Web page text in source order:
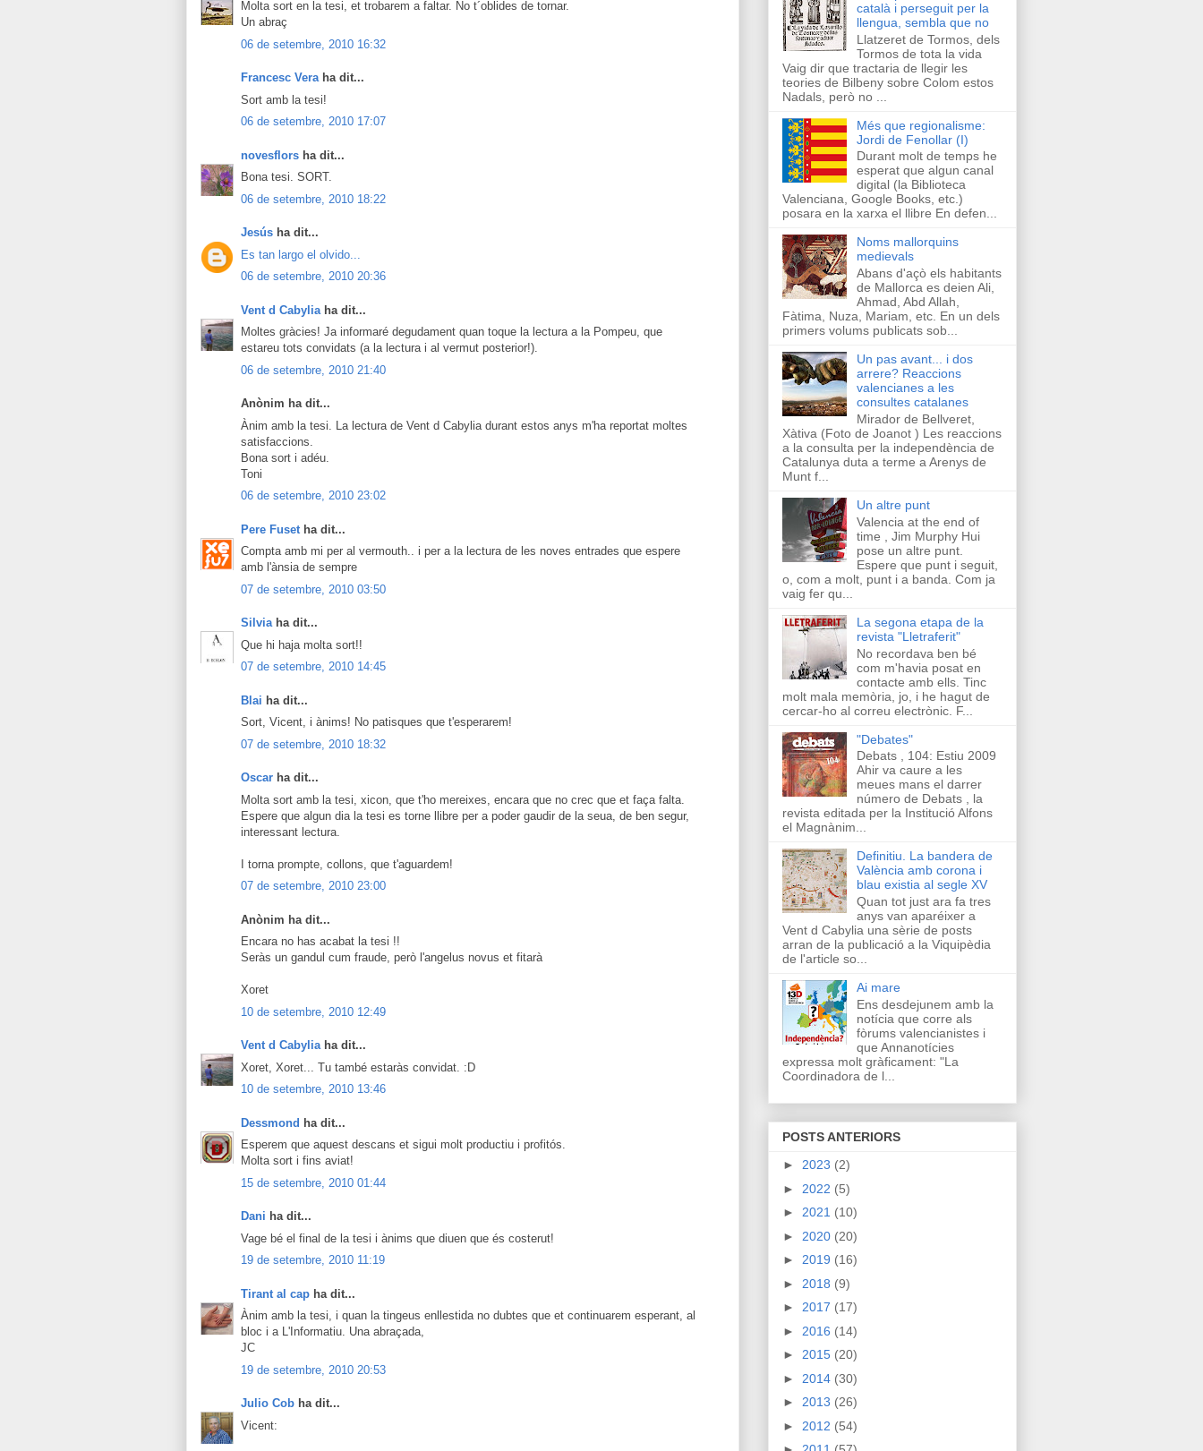
Molta sort en la tesi, et trobarem a faltar. No t´oblides de tornar.
Un abraç
06 de setembre, 2010 16:32
Francesc Veraha dit...
Sort amb la tesi!
06 de setembre, 2010 17:07
novesflors ha dit...
Bona tesi. SORT.
06 de setembre, 2010 18:22
Jesús ha dit...
Es tan largo el olvido...
06 de setembre, 2010 20:36
Vent d Cabylia ha dit...
Moltes gràcies! Ja informaré degudament quan toque la lectura a la Pompeu, que
estareu tots convidats (a la lectura i al vermut posterior!).
06 de setembre, 2010 21:40
Anònim ha dit...
Ànim amb la tesi. La lectura de Vent d Cabylia durant estos anys m'ha reportat moltes
satisfaccions.
Bona sort i adéu.
Toni
06 de setembre, 2010 23:02
Pere Fuset ha dit...
Compta amb mi per al vermouth.. i per a la lectura de les noves entrades que espere
amb l'ànsia de sempre
07 de setembre, 2010 03:50
Silviaha dit...
Que hi haja molta sort!!
07 de setembre, 2010 14:45
Blai ha dit...
Sort, Vicent, i ànims! No patisques que t'esperarem!
07 de setembre, 2010 18:32
Oscar ha dit...
Molta sort amb la tesi, xicon, que t'ho mereixes, encara que no crec que et faça falta.
Espere que algun dia la tesi es torne llibre per a poder gaudir de la seua, de ben segur,
interessant lectura.
I torna prompte, collons, que t'aguardem!
07 de setembre, 2010 23:00
Anònim ha dit...
Encara no has acabat la tesi !!
Seràs un gandul cum fraude, però l'angelus novus et fitarà
Xoret
10 de setembre, 2010 12:49
Vent d Cabyliaha dit...
Xoret, Xoret... Tu també estaràs convidat. :D
10 de setembre, 2010 13:46
Dessmond ha dit...
Esperem que aquest descans et sigui molt productiu i profitós.
Molta sort i fins aviat!
15 de setembre, 2010 01:44
Dani ha dit...
Vage bé el final de la tesi i ànims que diuen que és costerut!
19 de setembre, 2010 11:19
Tirant al cap ha dit...
Ànim amb la tesi, i quan la tingeus enllestida no dubtes que et continuarem esperant, al
bloc i a L'Informatiu. Una abraçada,
JC
19 de setembre, 2010 20:53
Julio Cob ha dit...
Vicent:
català i perseguit per la
llengua, sembla que no
Llatzeret de Tormos, dels
Tormos de tota la vida
Vaig dir que tractaria de llegir les
teories de Bilbeny sobre Colom estos
Nadals, però no ...
Més que regionalisme:
Jordi de Fenollar (I)
Durant molt de temps he
esperat que algun canal
digital (la Biblioteca
Valenciana, Google Books, etc.)
posara en la xarxa el llibre En defen...
Noms mallorquins
medievals
Abans d'açò els habitants
de Mallorca es deien Ali,
Ahmad, Abd Allah,
Fàtima, Nuza, Mariam, etc. En un dels
primers volums publicats sob...
Un pas avant... i dos
arrere? Reaccions
valencianes a les
consultes catalanes
Mirador de Bellveret,
Xàtiva (Foto de Joanot ) Les reaccions
a la consulta per la independència de
Catalunya duta a terme a Arenys de
Munt f...
Un altre punt
Valencia at the end of
time , Jim Murphy Hui
pose un altre punt.
Espere que punt i seguit,
o, com a molt, punt i a banda. Com ja
vaig fer qu...
La segona etapa de la
revista "Lletraferit"
No recordava ben bé
com m'havia posat en
contacte amb ells. Tinc
molt mala memòria, jo, i he hagut de
cercar-ho al correu electrònic. F...
"Debates"
Debats , 104: Estiu 2009
Ahir va caure a les
meues mans el darrer
número de Debats , la
revista editada per la Institució Alfons
el Magnànim...
Definitiu. La bandera de
València amb corona i
blau existia al segle XV
Quan tot just ara fa tres
anys van aparéixer a
Vent d Cabylia una sèrie de posts
arran de la publicació a la Viquipèdia
de l'article so...
Ai mare
Ens desdejunem amb la
notícia que corre als
fòrums valencianistes i
que Annanotícies
expressa molt gràficament: "La
Coordinadora de l...
POSTS ANTERIORS
► 2023 (2)
► 2022 (5)
► 2021 (10)
► 2020 (20)
► 2019 (16)
► 2018 (9)
► 2017 (17)
► 2016 (14)
► 2015 (20)
► 2014 (30)
► 2013 (26)
► 2012 (54)